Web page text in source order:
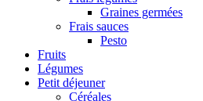
Graines germées
Frais sauces
Pesto
Fruits
Légumes
Petit déjeuner
Céréales